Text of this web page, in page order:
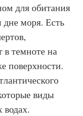
для обитания
моря. Есть
в темноте на
поверхности.
виды
водах.